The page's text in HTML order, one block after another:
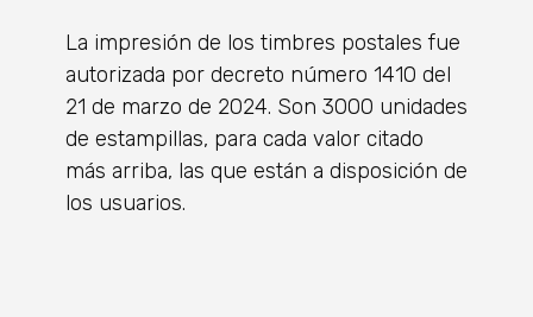
La impresión de los timbres postales fue
autorizada por decreto número 1410 del
21 de marzo de 2024. Son 3000 unidades
de estampillas, para cada valor citado
más arriba, las que están a disposición de
los usuarios.